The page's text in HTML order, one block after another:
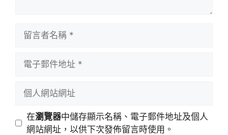
址
站
在瀏覽器中儲存顯示名稱、電子郵件地址及個人
網站網址，以供下次發佈留言時使用。